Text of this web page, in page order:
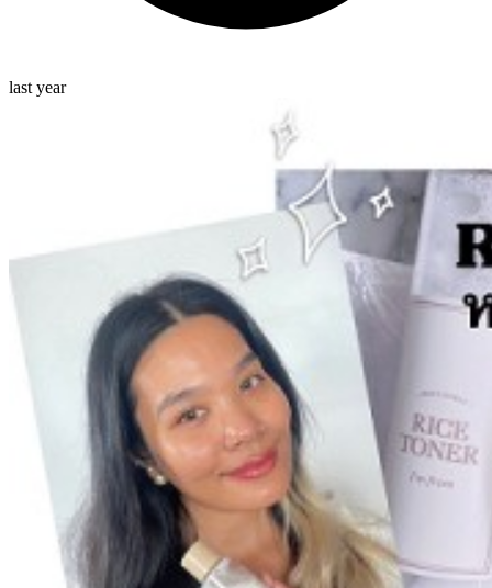
last year